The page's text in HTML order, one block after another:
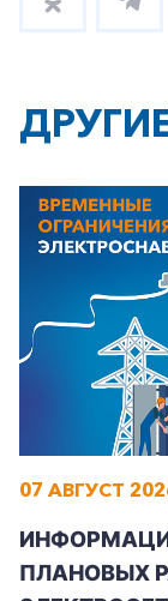
+7-800-
07 АВГУСТ
ПЛАНОВЫХ